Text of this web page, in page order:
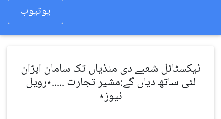
یوٹیوب
ٹیکسٹائل شعبے دی منڈیاں تک سامان اپڑان
لئی ساتھ دیاں گے:مشیر تجارت .....٭رویل
نیوز٭